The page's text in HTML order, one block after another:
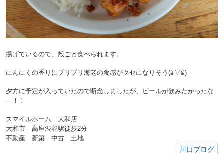
揚げているので、殻ごと食べられます。
にんにくの香りにプリプリ海老の食感がクセになりそう(≧▽≦)
夕方に予定が入っていたので断念しましたが、ビールが飲みたかったな
―！！
スマイルホーム 大和店
大和市 高座渋谷駅徒歩2分
不動産 新築 中古 土地
川口ブログ